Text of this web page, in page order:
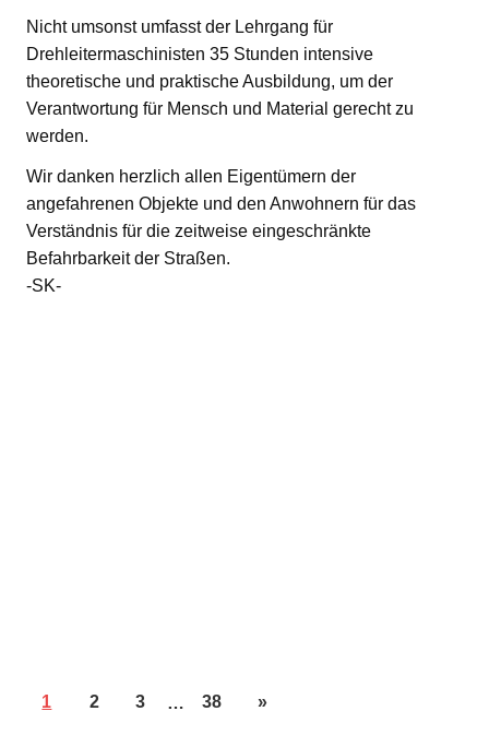
Nicht umsonst umfasst der Lehrgang für
Drehleitermaschinisten 35 Stunden intensive
theoretische und praktische Ausbildung, um der
Verantwortung für Mensch und Material gerecht zu
werden.
Wir danken herzlich allen Eigentümern der
angefahrenen Objekte und den Anwohnern für das
Verständnis für die zeitweise eingeschränkte
Befahrbarkeit der Straßen.
-SK-
1 2 3 … 38 »